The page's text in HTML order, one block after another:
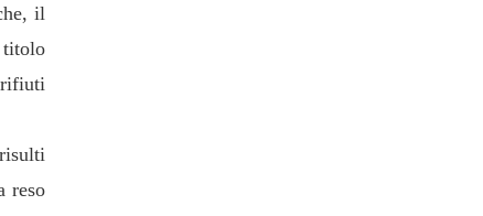
il
titolo
rifiuti
reso